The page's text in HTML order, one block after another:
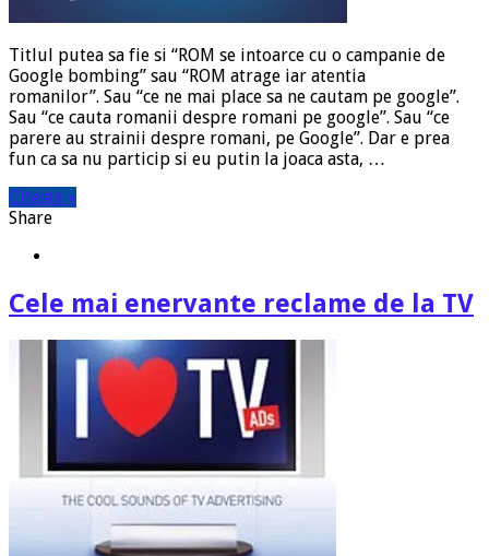
Titlul putea sa fie si “ROM se intoarce cu o campanie de
Google bombing” sau “ROM atrage iar atentia
romanilor”. Sau “ce ne mai place sa ne cautam pe google”.
Sau “ce cauta romanii despre romani pe google”. Sau “ce
parere au strainii despre romani, pe Google”. Dar e prea
fun ca sa nu particip si eu putin la joaca asta, …
Citeste »
Share
Cele mai enervante reclame de la TV